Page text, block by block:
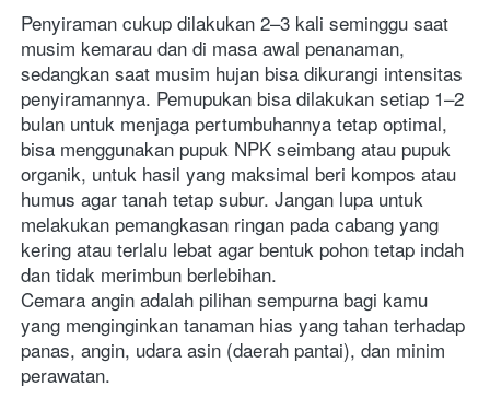
Penyiraman cukup dilakukan 2–3 kali seminggu saat
musim kemarau dan di masa awal penanaman,
sedangkan saat musim hujan bisa dikurangi intensitas
penyiramannya. Pemupukan bisa dilakukan setiap 1–2
bulan untuk menjaga pertumbuhannya tetap optimal,
bisa menggunakan pupuk NPK seimbang atau pupuk
organik, untuk hasil yang maksimal beri kompos atau
humus agar tanah tetap subur. Jangan lupa untuk
melakukan pemangkasan ringan pada cabang yang
kering atau terlalu lebat agar bentuk pohon tetap indah
dan tidak merimbun berlebihan.
Cemara angin adalah pilihan sempurna bagi kamu
yang menginginkan tanaman hias yang tahan terhadap
panas, angin, udara asin (daerah pantai), dan minim
perawatan.